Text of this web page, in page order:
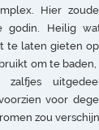
Hier
godin. Heilig
te laten gieten
om te baden,
zalfjes
voor
zou